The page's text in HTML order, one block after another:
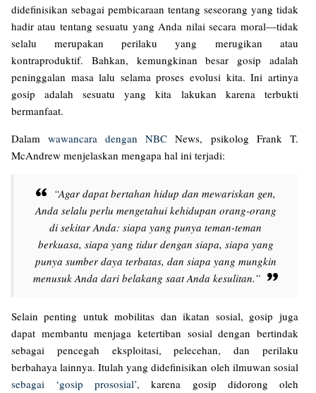
didefinisikan sebagai pembicaraan tentang seseorang yang tidak
hadir atau tentang sesuatu yang Anda nilai secara moral—tidak
selalu merupakan perilaku yang merugikan atau
kontraproduktif. Bahkan, kemungkinan besar gosip adalah
peninggalan masa lalu selama proses evolusi kita. Ini artinya
gosip adalah sesuatu yang kita lakukan karena terbukti
bermanfaat.
Dalamwawancara dengan NBC News, psikolog Frank T.
McAndrew menjelaskan mengapa hal ini terjadi:
“Agar dapat bertahan hidup dan mewariskan gen,
Anda selalu perlu mengetahui kehidupan orang-orang
di sekitar Anda: siapa yang punya teman-teman
berkuasa, siapa yang tidur dengan siapa, siapa yang
punya sumber daya terbatas, dan siapa yang mungkin
menusuk Anda dari belakang saat Anda kesulitan.”
Selain penting untuk mobilitas dan ikatan sosial, gosip juga
dapat membantu menjaga ketertiban sosial dengan bertindak
sebagai pencegah eksploitasi, pelecehan, dan perilaku
berbahaya lainnya. Itulah yang didefinisikan oleh ilmuwan sosial
sebagai ‘gosip prososial’, karena gosip didorong oleh